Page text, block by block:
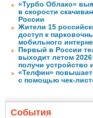
«Турбо Облако»
в скорости
России
Жители 15
доступ к
мобильного
Первый в России
выходит летом
получи устройство
«Телфин» повышает
с помощью чек-
События